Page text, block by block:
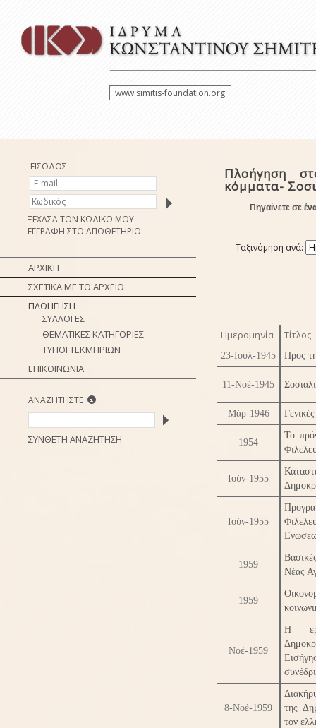
www.simitis-foundation.org
ΕΙΣΟΔΟΣ
ΞΕΧΑΣΑ ΤΟΝ ΚΩΔΙΚΟ ΜΟΥ
ΕΓΓΡΑΦΗ ΣΤΟ ΑΠΟΘΕΤΗΡΙΟ
ΑΡΧΙΚΗ
ΣΧΕΤΙΚΑ ΜΕ ΤΟ ΑΡΧΕΙΟ
ΠΛΟΗΓΗΣΗ
ΣΥΛΛΟΓΕΣ
ΘΕΜΑΤΙΚΕΣ ΚΑΤΗΓΟΡΙΕΣ
ΤΥΠΟΙ ΤΕΚΜΗΡΙΩΝ
ΕΠΙΚΟΙΝΩΝΙΑ
ΑΝΑΖΗΤΗΣΤΕ
ΣΥΝΘΕΤΗ ΑΝΑΖΗΤΗΣΗ
Πλοήγηση
κόμματα-
Πηγαίνετε σε
Ταξινόμηση ανά:
Ημερομηνία Τίτλος
23-Ιούλ-1945 Προς
11-Νοέ-1945
Μάρ-1946
1954
Το
Ιούν-1955
Ιούν-1955
1959
Νέας
1959
Νοέ-1959
Η
8-Νοέ-1959
της
τον